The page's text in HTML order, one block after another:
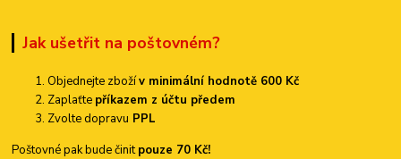
Jak ušetřit na poštovném?
Objednejte zbožív minimální hodnotě 600 Kč
Zaplaťte příkazem z účtu předem
Zvolte dopravu PPL
Poštovné pak bude činitpouze 70 Kč!